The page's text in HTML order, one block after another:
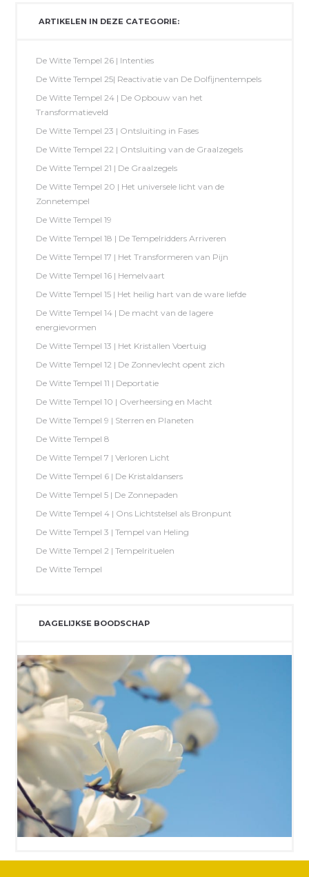
ARTIKELEN IN DEZE CATEGORIE:
De Witte Tempel 26 | Intenties
De Witte Tempel 25| Reactivatie van De Dolfijnentempels
De Witte Tempel 24 | De Opbouw van het
Transformatieveld
De Witte Tempel 23 | Ontsluiting in Fases
De Witte Tempel 22 | Ontsluiting van de Graalzegels
De Witte Tempel 21 | De Graalzegels
De Witte Tempel 20 | Het universele licht van de
Zonnetempel
De Witte Tempel 19
De Witte Tempel 18 | De Tempelridders Arriveren
De Witte Tempel 17 | Het Transformeren van Pijn
De Witte Tempel 16 | Hemelvaart
De Witte Tempel 15 | Het heilig hart van de ware liefde
De Witte Tempel 14 | De macht van de lagere
energievormen
De Witte Tempel 13 | Het Kristallen Voertuig
De Witte Tempel 12 | De Zonnevlecht opent zich
De Witte Tempel 11 | Deportatie
De Witte Tempel 10 | Overheersing en Macht
De Witte Tempel 9 | Sterren en Planeten
De Witte Tempel 8
De Witte Tempel 7 | Verloren Licht
De Witte Tempel 6 | De Kristaldansers
De Witte Tempel 5 | De Zonnepaden
De Witte Tempel 4 | Ons Lichtstelsel als Bronpunt
De Witte Tempel 3 | Tempel van Heling
De Witte Tempel 2 | Tempelrituelen
De Witte Tempel
DAGELIJKSE BOODSCHAP